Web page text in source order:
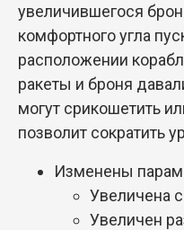
увеличившегося
комфортного угла
расположении
ракеты и броня
могут срикошетить
позволит сократить
Изменены
Увеличена
Увеличен